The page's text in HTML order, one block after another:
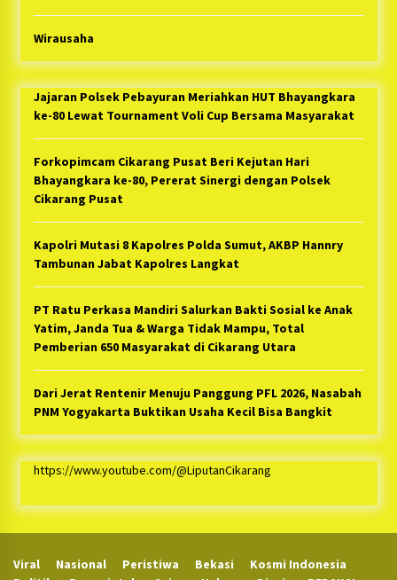
Wirausaha
Jajaran Polsek Pebayuran Meriahkan HUT Bhayangkara
ke-80 Lewat Tournament Voli Cup Bersama Masyarakat
Forkopimcam Cikarang Pusat Beri Kejutan Hari
Bhayangkara ke-80, Pererat Sinergi dengan Polsek
Cikarang Pusat
Kapolri Mutasi 8 Kapolres Polda Sumut, AKBP Hannry
Tambunan Jabat Kapolres Langkat
PT Ratu Perkasa Mandiri Salurkan Bakti Sosial ke Anak
Yatim, Janda Tua & Warga Tidak Mampu, Total
Pemberian 650 Masyarakat di Cikarang Utara
Dari Jerat Rentenir Menuju Panggung PFL 2026, Nasabah
PNM Yogyakarta Buktikan Usaha Kecil Bisa Bangkit
https://www.youtube.com/@LiputanCikarang
Viral Nasional Peristiwa Bekasi
Kosmi Indonesia